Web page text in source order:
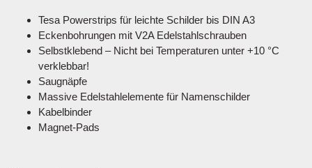
Tesa Powerstrips für leichte Schilder bis DIN A3
Eckenbohrungen mit V2A Edelstahlschrauben
Selbstklebend – Nicht bei Temperaturen unter +10 °C
verklebbar!
Saugnäpfe
Massive Edelstahlelemente für Namenschilder
Kabelbinder
Magnet-Pads